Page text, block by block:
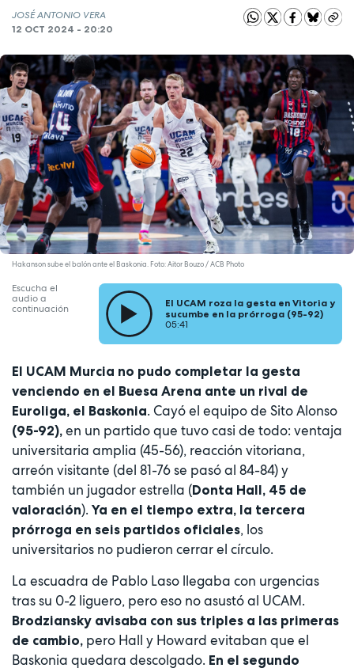
JOSÉ ANTONIO VERA
12 OCT 2024 - 20:20
Hakanson sube el balón ante el Baskonia. Foto: Aitor Bouzo / ACB Photo
Escucha el
audio a
continuación
El UCAM roza la gesta en Vitoria y
sucumbe en la prórroga (95-92)
05:41
El UCAM Murcia no pudo completar la gesta
venciendo en el Buesa Arena ante un rival de
Euroliga, el Baskonia. Cayó el equipo de Sito Alonso
(95-92), en un partido que tuvo casi de todo: ventaja
universitaria amplia (45-56), reacción vitoriana,
arreón visitante (del 81-76 se pasó al 84-84) y
también un jugador estrella (Donta Hall, 45 de
valoración). Ya en el tiempo extra, la tercera
prórroga en seis partidos oficiales, los
universitarios no pudieron cerrar el círculo.
La escuadra de Pablo Laso llegaba con urgencias
tras su 0-2 liguero, pero eso no asustó al UCAM.
Brodziansky avisaba con sus triples a las primeras
de cambio, pero Hall y Howard evitaban que el
Baskonia quedara descolgado. En el segundo